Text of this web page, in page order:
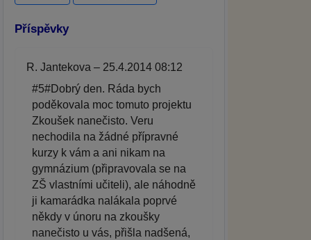
Příspěvky
R. Jantekova – 25.4.2014 08:12
#5#Dobrý den. Ráda bych
poděkovala moc tomuto projektu
Zkoušek nanečisto. Veru
nechodila na žádné přípravné
kurzy k vám a ani nikam na
gymnázium (připravovala se na
ZŠ vlastními učiteli), ale náhodně
ji kamarádka nalákala poprvé
někdy v únoru na zkoušky
nanečisto u vás, přišla nadšená,